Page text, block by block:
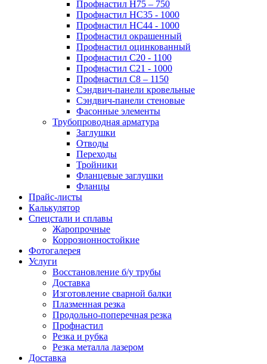
Профнастил Н75 – 750
Профнастил НС35 - 1000
Профнастил НС44 - 1000
Профнастил окрашенный
Профнастил оцинкованный
Профнастил С20 - 1100
Профнастил С21 - 1000
Профнастил С8 – 1150
Сэндвич-панели кровельные
Сэндвич-панели стеновые
Фасонные элементы
Трубопроводная арматура
Заглушки
Отводы
Переходы
Тройники
Фланцевые заглушки
Фланцы
Прайс-листы
Калькулятор
Спецстали и сплавы
Жаропрочные
Коррозионностойкие
Фотогалерея
Услуги
Восстановление б/у трубы
Доставка
Изготовление сварной балки
Плазменная резка
Продольно-поперечная резка
Профнастил
Резка и рубка
Резка металла лазером
Доставка